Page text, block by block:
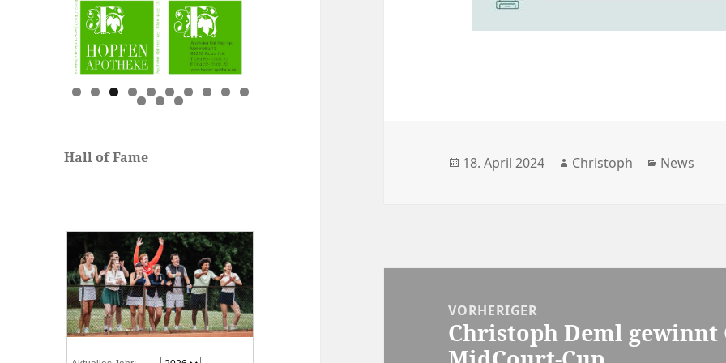
0
1 2 3
Hall of Fame
Veröffentlicht
18. April 2024 Autor
Christoph Kategorien
News
VORHERIGER
Vorheriger
Beitrag:
Christoph Deml